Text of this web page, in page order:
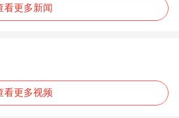
看更多新闻
看更多视频